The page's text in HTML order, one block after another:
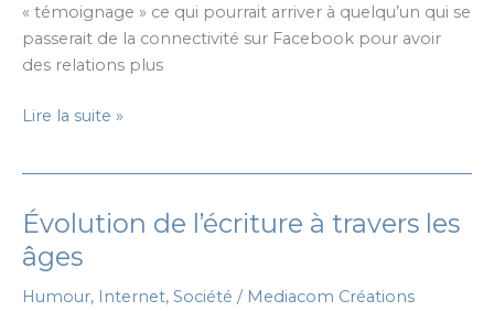
« témoignage » ce qui pourrait arriver à quelqu’un qui se
passerait de la connectivité sur Facebook pour avoir
des relations plus
Humour
on
sans
Facebook
?
Lire la suite »
Évolution de l’écriture à travers les
âges
Humour, Internet, Société / Mediacom Créations